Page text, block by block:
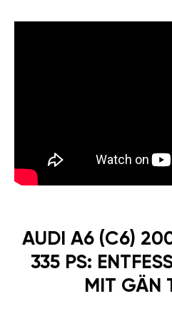
AUDI A6 (C6)
335 PS:
MIT GÄN